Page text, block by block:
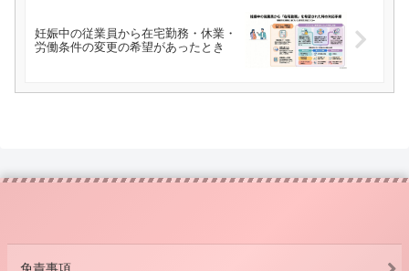
妊娠中の従業員から在宅勤務・休業・
労働条件の変更の希望があったとき